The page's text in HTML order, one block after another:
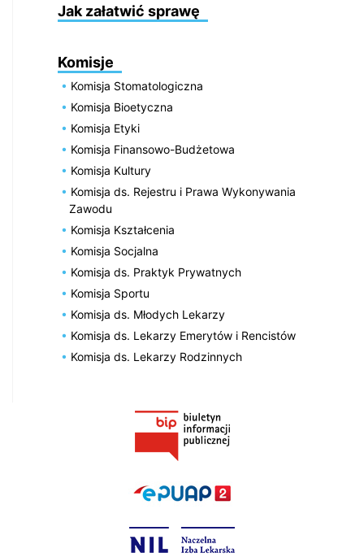
Jak załatwić sprawę
Komisje
Komisja Stomatologiczna
Komisja Bioetyczna
Komisja Etyki
Komisja Finansowo-Budżetowa
Komisja Kultury
Komisja ds. Rejestru i Prawa Wykonywania
Zawodu
Komisja Kształcenia
Komisja Socjalna
Komisja ds. Praktyk Prywatnych
Komisja Sportu
Komisja ds. Młodych Lekarzy
Komisja ds. Lekarzy Emerytów i Rencistów
Komisja ds. Lekarzy Rodzinnych